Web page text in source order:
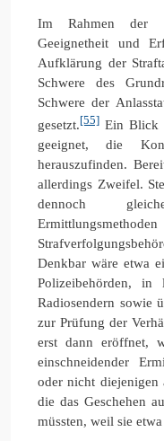
Im Rahmen der
Geeignetheit und
Aufklärung der
Schwere des
Schwere der
gesetzt.[55] Ein Blick
geeignet, die
herauszufinden.
allerdings Zweifel.
dennoch
Denkbar wäre etwa
Polizeibehörden, in
Radiosendern sowie
zur Prüfung der
erst dann eröffnet,
einschneidender
oder nicht diejenigen
die das Geschehen
müssten, weil sie